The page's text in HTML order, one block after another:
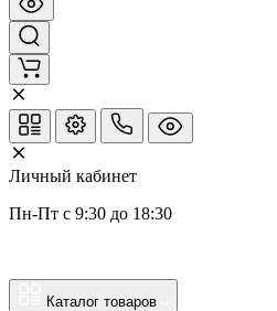
Личный кабинет
Пн-Пт с 9:30 до 18:30
Каталог товаров